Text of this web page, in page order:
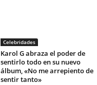
Celebridades
Karol G abraza el poder de
sentirlo todo en su nuevo
álbum, «No me arrepiento de
sentir tanto»